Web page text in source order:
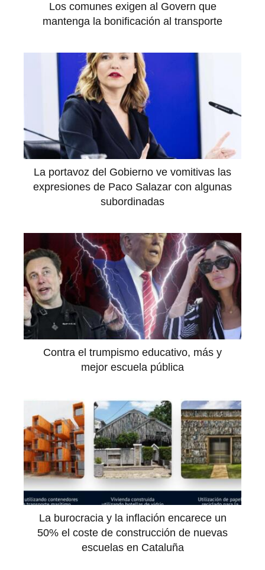
Los comunes exigen al Govern que
mantenga la bonificación al transporte
La portavoz del Gobierno ve vomitivas las
expresiones de Paco Salazar con algunas
subordinadas
Contra el trumpismo educativo, más y
mejor escuela pública
La burocracia y la inflación encarece un
50% el coste de construcción de nuevas
escuelas en Cataluña